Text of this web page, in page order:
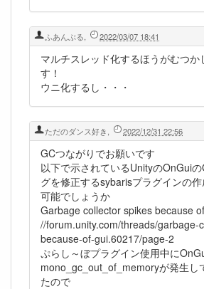
ふあんぶる 2022/03/07 18:41
マルチスレッド化するほうがむつか
す！
ウニ化するし・・・
ただのダンス好き 2022/12/31 22:56
GCつながりでお願いです
以下で示されているUnityのOnGui
グを修正するsybarisプラグインの作
可能でしょうか
Garbage collector spikes because
//forum.unity.com/threads/garbage-
because-of-gui.60217/page-2
ぷらし～ぼプラグイン使用中に
mono_gc_out_of_memoryが発生し
たので